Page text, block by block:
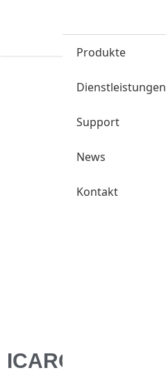
ICARO Produkte
Produkte
Dienstleistungen
Support
News
Kontakt